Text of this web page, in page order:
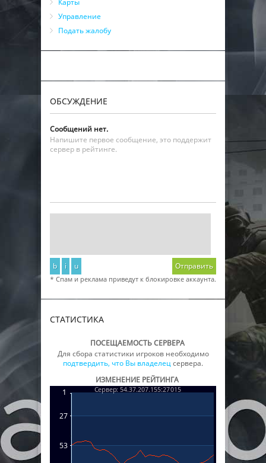
Карты
Управление
Подать жалобу
ОБСУЖДЕНИЕ
Сообщений нет.
Напишите первое сообщение, это поддержит
сервер в рейтинге.
b i u Отправить
* Спам и реклама приведут к блокировке аккаунта.
СТАТИСТИКА
ПОСЕЩАЕМОСТЬ СЕРВЕРА
Для сбора статистики игроков необходимо
подтвердить, что Вы владелецсервера.
ИЗМЕНЕНИЕ РЕЙТИНГА